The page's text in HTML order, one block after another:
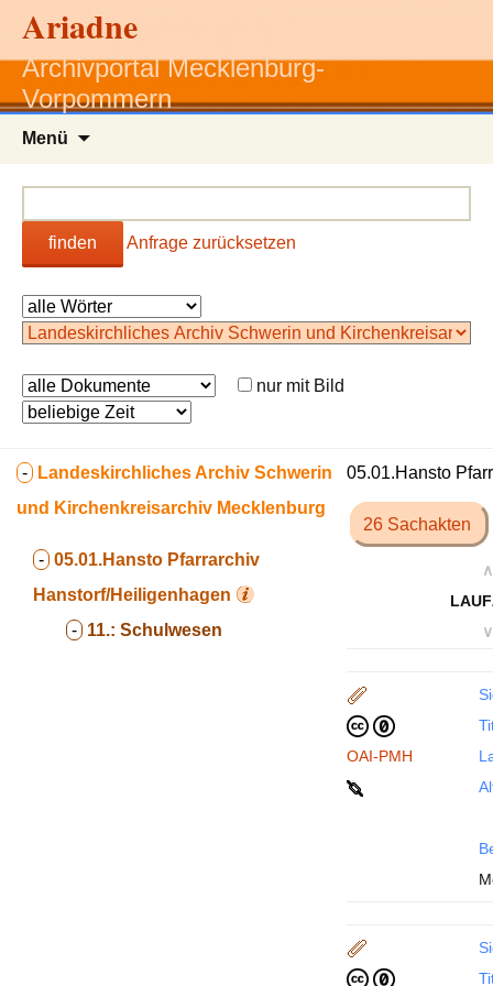
Ariadne
Archivportal Mecklenburg-
Vorpommern
Menü
finden Anfrage zurücksetzen
nur mit Bild
- Landeskirchliches Archiv Schwerin
und Kirchenkreisarchiv Mecklenburg
- 05.01.Hansto Pfarrarchiv
Hanstorf/Heiligenhagen
- 11.: Schulwesen
05.01.Hansto
26 Sachakten
∧
∨
OAI-PMH